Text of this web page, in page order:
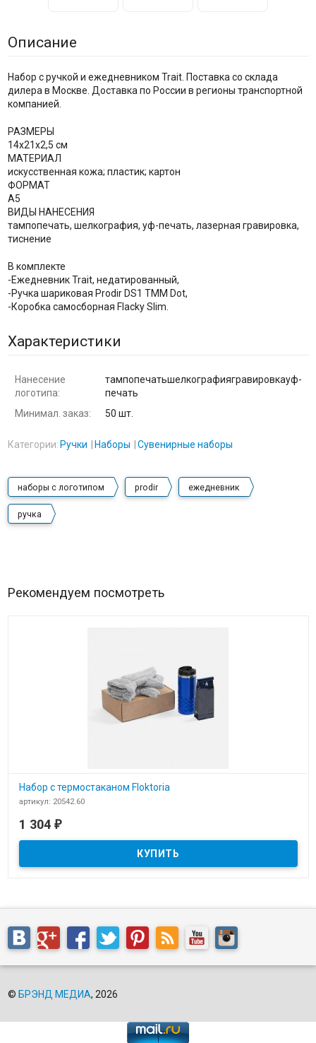
Описание
Набор с ручкой и ежедневником Trait. Поставка со склада
дилера в Москве. Доставка по России в регионы транспортной
компанией.
РАЗМЕРЫ
14х21х2,5 см
МАТЕРИАЛ
искусственная кожа; пластик; картон
ФОРМАТ
А5
ВИДЫ НАНЕСЕНИЯ
тампопечать, шелкография, уф-печать, лазерная гравировка,
тиснение
В комплекте
-Ежедневник Trait, недатированный,
-Ручка шариковая Prodir DS1 TMM Dot,
-Коробка самосборная Flacky Slim.
Характеристики
Нанесение
логотипа:
тампопечатьшелкографиягравировкауф-
печать
Минимал. заказ:
50 шт.
Категории: Ручки Наборы Сувенирные наборы
наборы с логотипом prodir ежедневник
ручка
Рекомендуем посмотреть
Набор с термостаканом Floktoria
артикул: 20542.60
1 304 ₽
© БРЭНД МЕДИА, 2026